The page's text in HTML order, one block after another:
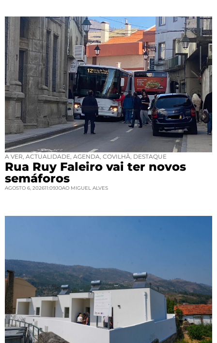
A VER ACTUALIDADE AGENDA COVILHÃ DESTAQUE
Rua Ruy Faleiro vai ter novos
semáforos
AGOSTO 6, 202611:09JOAO MIGUEL ALVES